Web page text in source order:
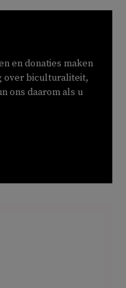
en donaties maken
over biculturaliteit,
ons daarom als u